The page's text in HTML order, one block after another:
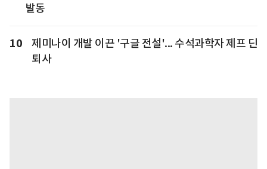
발동
10
제미나이 개발 이끈 '구글 전설'... 수석과학자 제프 딘
퇴사